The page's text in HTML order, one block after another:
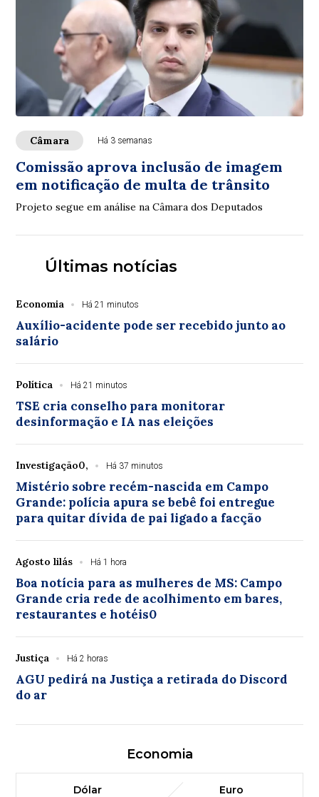
Câmara Há 3 semanas
Comissão aprova inclusão de imagem
em notificação de multa de trânsito
Projeto segue em análise na Câmara dos Deputados
Últimas notícias
Economia Há 21 minutos
Auxílio-acidente pode ser recebido junto ao
salário
Política Há 21 minutos
TSE cria conselho para monitorar
desinformação e IA nas eleições
Investigação0, Há 37 minutos
Mistério sobre recém-nascida em Campo
Grande: polícia apura se bebê foi entregue
para quitar dívida de pai ligado a facção
Agosto lilás Há 1 hora
Boa notícia para as mulheres de MS: Campo
Grande cria rede de acolhimento em bares,
restaurantes e hotéis0
Justiça Há 2 horas
AGU pedirá na Justiça a retirada do Discord
do ar
Economia
Dólar
Euro